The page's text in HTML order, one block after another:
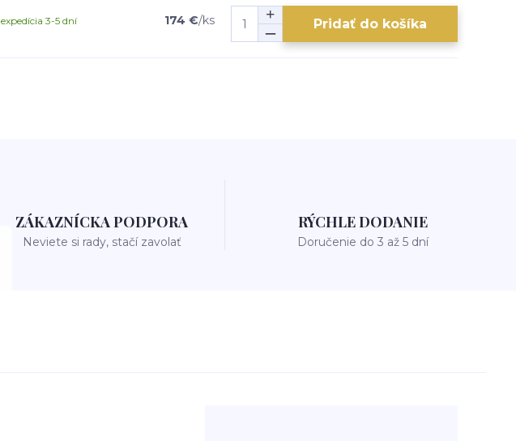
174 €/ks
expedícia 3-5 dní Pridať do košíka
ZÁKAZNÍCKA PODPORA
Neviete si rady, stačí zavolať
RÝCHLE DODANIE
Doručenie do 3 až 5 dní